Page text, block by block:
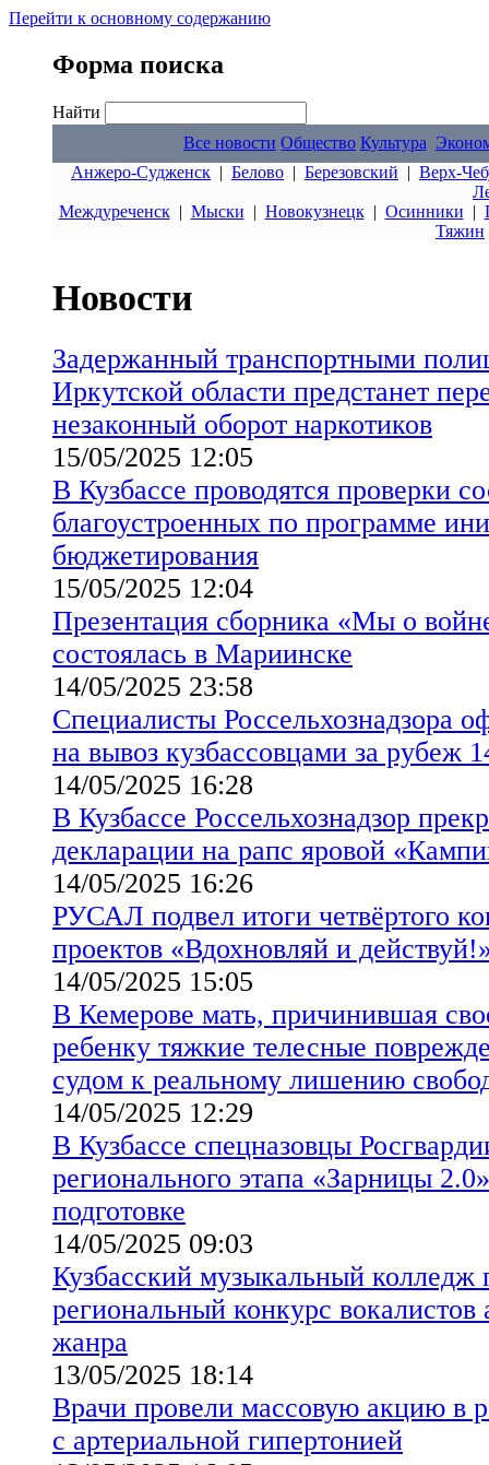
Перейти к основному содержанию
Форма поиска
Найти
Все новости Общество Культура
Анжеро-Судженск | Белово | Березовский | Верх-
Междуреченск| Мыски | Новокузнецк| Осинники |
Тяжин
Новости
Задержанный транспортными
Иркутской области предстанет
незаконный оборот наркотиков
15/05/2025 12:05
В Кузбассе проводятся проверки
благоустроенных по программе
бюджетирования
15/05/2025 12:04
Презентация сборника «Мы о
состоялась в Мариинске
14/05/2025 23:58
Специалисты Россельхознадзора
на вывоз кузбассовцами за рубеж
14/05/2025 16:28
В Кузбассе Россельхознадзор
декларации на рапс яровой
14/05/2025 16:26
РУСАЛ подвел итоги четвёртого
проектов «Вдохновляй и
14/05/2025 15:05
В Кемерове мать, причинившая
ребенку тяжкие телесные
судом к реальному лишению
14/05/2025 12:29
В Кузбассе спецназовцы
регионального этапа «Зарницы
подготовке
14/05/2025 09:03
Кузбасский музыкальный колледж
региональный конкурс вокалистов
жанра
13/05/2025 18:14
Врачи провели массовую акцию в
с артериальной гипертонией